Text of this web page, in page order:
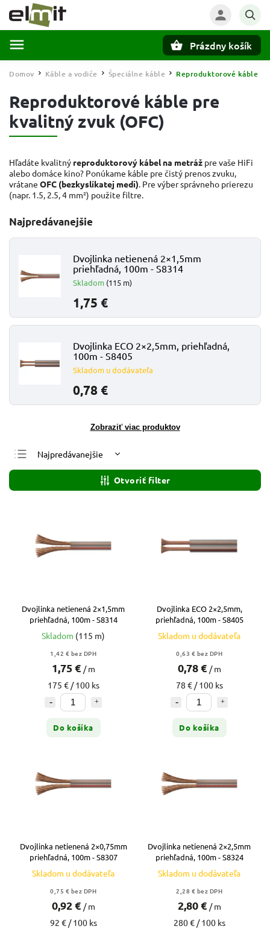
Prázdny košík
Domov / Káble a vodiče / Špeciálne káble / Reproduktorové káble
Reproduktorové káble pre
kvalitný zvuk (OFC)
Hľadáte kvalitný reproduktorový kábel na metráž pre vaše HiFi
alebo domáce kino? Ponúkame káble pre čistý prenos zvuku,
vrátane OFC (bezkyslíkatej medi). Pre výber správneho prierezu
(napr. 1.5, 2.5, 4 mm²) použite filtre.
Najpredávanejšie
Dvojlinka netienená 2×1,5mm
priehľadná, 100m - S8314
Skladom (115 m)
1,75 €
Dvojlinka ECO 2×2,5mm, priehľadná,
100m - S8405
Skladom u dodávateľa
0,78 €
Zobraziť viac produktov
Najpredávanejšie
Najlacnejšie
Najdrahšie
Otvoriť filter
Dvojlinka netienená 2×1,5mm
priehľadná, 100m - S8314
Skladom (115 m)
1,42 € bez DPH
1,75 € / m
175 € / 100 ks
Do košíka
Dvojlinka ECO 2×2,5mm,
priehľadná, 100m - S8405
Skladom u dodávateľa
0,63 € bez DPH
0,78 € / m
78 € / 100 ks
Do košíka
Dvojlinka netienená 2×0,75mm
priehľadná, 100m - S8307
Skladom u dodávateľa
0,75 € bez DPH
0,92 € / m
92 € / 100 ks
Dvojlinka netienená 2×2,5mm
priehľadná, 100m - S8324
Skladom u dodávateľa
2,28 € bez DPH
2,80 € / m
280 € / 100 ks